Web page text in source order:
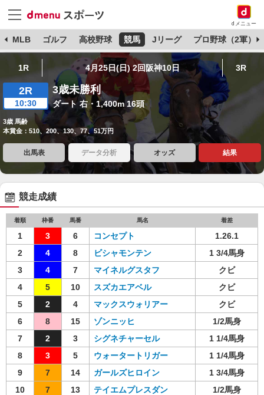
dメニュー
MLB ゴルフ 高校野球 競馬 Jリーグ プロ野球（2軍）
1R 4月25日(日) 2回阪神10日 3R
2R
10:30
3歳未勝利
ダート 右・1,400m 16頭
3歳 馬齢
本賞金：510、200、130、77、51万円
出馬表 データ分析 オッズ 結果
競走成績
着順 枠番 馬番 馬名 着差
1 3 6 コンセプト
1.26.1
2
4 8 ビシャモンテン
1 3/4馬身
3
4 7 マイネルグスタフ
クビ
4
5 10 スズカエアベル
クビ
5
2 4 マックスウォリアー
クビ
6
8 15 ゾンニッヒ
1/2馬身
7
2 3 シグネチャーセル
1 1/4馬身
8
3 5 ウォータートリガー
1 1/4馬身
9
7 14 ガールズヒロイン
1 3/4馬身
10
7 13 テイエムプレスダン
1/2馬身